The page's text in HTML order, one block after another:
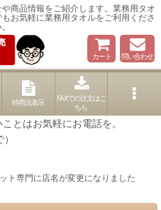
商品情報をご紹介します。業務用タオ
お気軽に業務用タオルをご利用くださ
カート 問い合わせ
特商法表示
FAXでの注文はこ
ちら
とはお気軽にお電話を。
ト専門に店名が変更になりました